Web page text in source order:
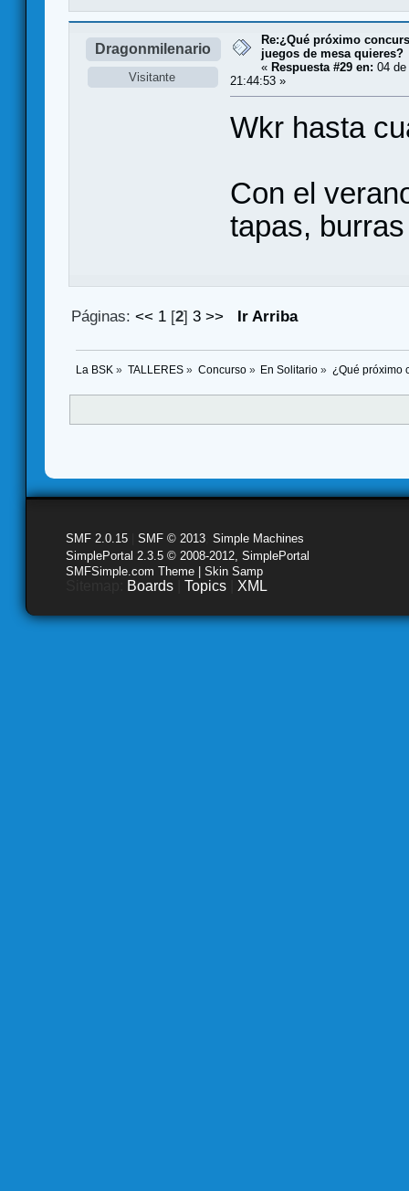
Dragonmilenario
Visitante
Re:¿Qué próximo
juegos de mesa quieres?
« Respuesta #29 en: 04
21:44:53 »
Wkr hasta
Con el
tapas,
Páginas:<< 1 [2]3 >> Ir Arriba
La BSK » TALLERES» Concurso» En Solitario » ¿Qué próximo
SMF 2.0.15 SMF © 2013 Simple Machines
SimplePortal 2.3.5 © 2008-2012, SimplePortal
SMFSimple.com Theme | Skin Samp
Boards Topics XML